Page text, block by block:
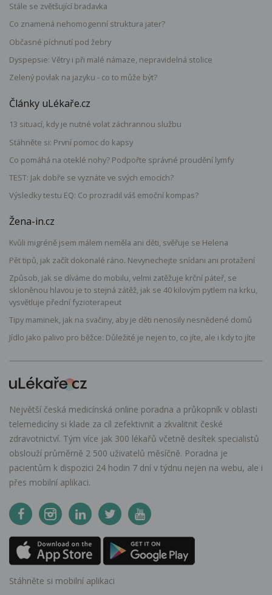
Stále se zvětšující bradavka
Co znamená nehomogenní struktura jater?
Občasné píchnutí pod žebry
Dyspepsie: Větry i při malé námaze, nepravidelná stolice
Zelený povlak na jazyku - co to může být?
Články uLékaře.cz
13 situací, kdy je nutné volat záchrannou službu
Stáhněte si: První pomoc do kapsy
Co pomáhá na oteklé nohy? Podpořte správné proudění lymfy
TEST: Jak dobře se vyznáte ve svých emocích?
Výsledky testu EQ: Co prozradil váš emoční kompas?
Žena-in.cz
Kvůli migréně jsem málem neměla ani děti, svěřuje se Helena
Pět tipů, jak začít dokonalé ráno. Nevynechejte snídani ani protažení
Způsob, jak se díváme do mobilu, velmi zatěžuje krční páteř, se
skloněnou hlavou je to stejná zátěž, jak se 40 kilovým pytlem na krku,
vysvětluje přední fyzioterapeut
Tipy maminek, jak na svačiny, aby je děti nenosily nesnědené domů
Jídlo jako palivo pro běžce: Důležité je nejen to, co jíte, ale i kdy to jíte
Největší česká medicínská online poradna a průkopník v oblasti
telemedicíny si klade za cíl zefektivnit a zkvalitnit české
zdravotnictví. Tým více jak 300 lékařů včetně desítek specialistů
obslouží průměrně 2 500 uživatelů měsíčně. Poradna je
pacientům k dispozici 24 hodin 7 dní v týdnu nejen na webu, ale i
přes mobilní aplikaci.
Stáhněte si mobilní aplikaci